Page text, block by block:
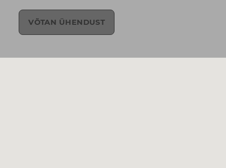
VÕTAN ÜHENDUST